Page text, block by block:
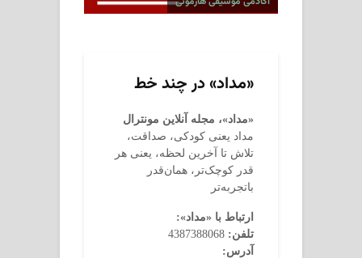
«مداد» در چند خط
«مداد»، مجله آنلاین مونترال
مداد یعنی کودکی، صداقت،
تلاش تا آخرین لحظه، یعنی هر
قدر کوچک‌تر، همان‌قدر
باتجربه‌تر
ارتباط با «مداد»:
تلفن:
آدرس: